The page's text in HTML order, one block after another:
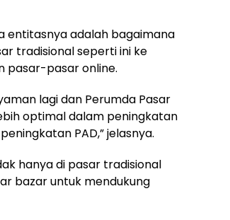
entitasnya adalah bagaimana
tradisional seperti ini ke
pasar-pasar online.
lagi dan Perumda Pasar
optimal dalam peningkatan
PAD,” jelasnya.
hanya di pasar tradisional
bazar untuk mendukung